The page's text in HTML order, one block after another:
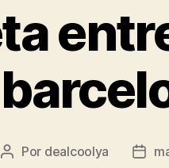
Autor
Por dealcoolya